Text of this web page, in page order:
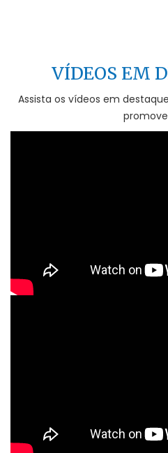
VÍDEOS EM
Assista os vídeos em